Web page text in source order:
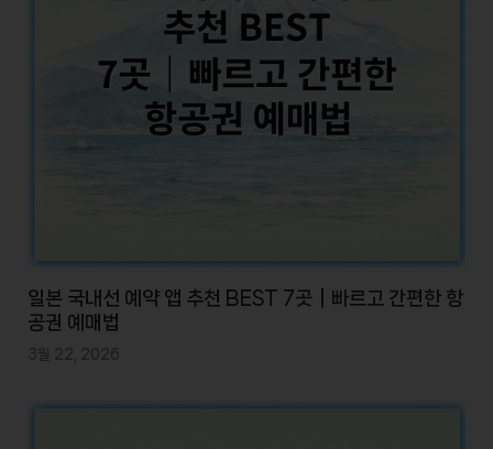
일본 국내선 예약 앱 추천 BEST 7곳｜빠르고 간편한 항
공권 예매법
3월 22, 2026